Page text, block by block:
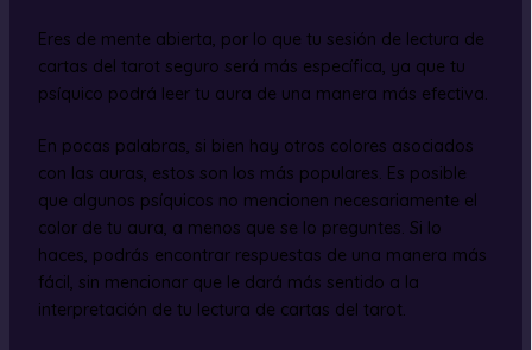
Eres de mente abierta, por lo que tu sesión de lectura de
cartas del tarot seguro será más específica, ya que tu
psíquico podrá leer tu aura de una manera más efectiva.
En pocas palabras, si bien hay otros colores asociados
con las auras, estos son los más populares. Es posible
que algunos psíquicos no mencionen necesariamente el
color de tu aura, a menos que se lo preguntes. Si lo
haces, podrás encontrar respuestas de una manera más
fácil, sin mencionar que le dará más sentido a la
interpretación de tu lectura de cartas del tarot.